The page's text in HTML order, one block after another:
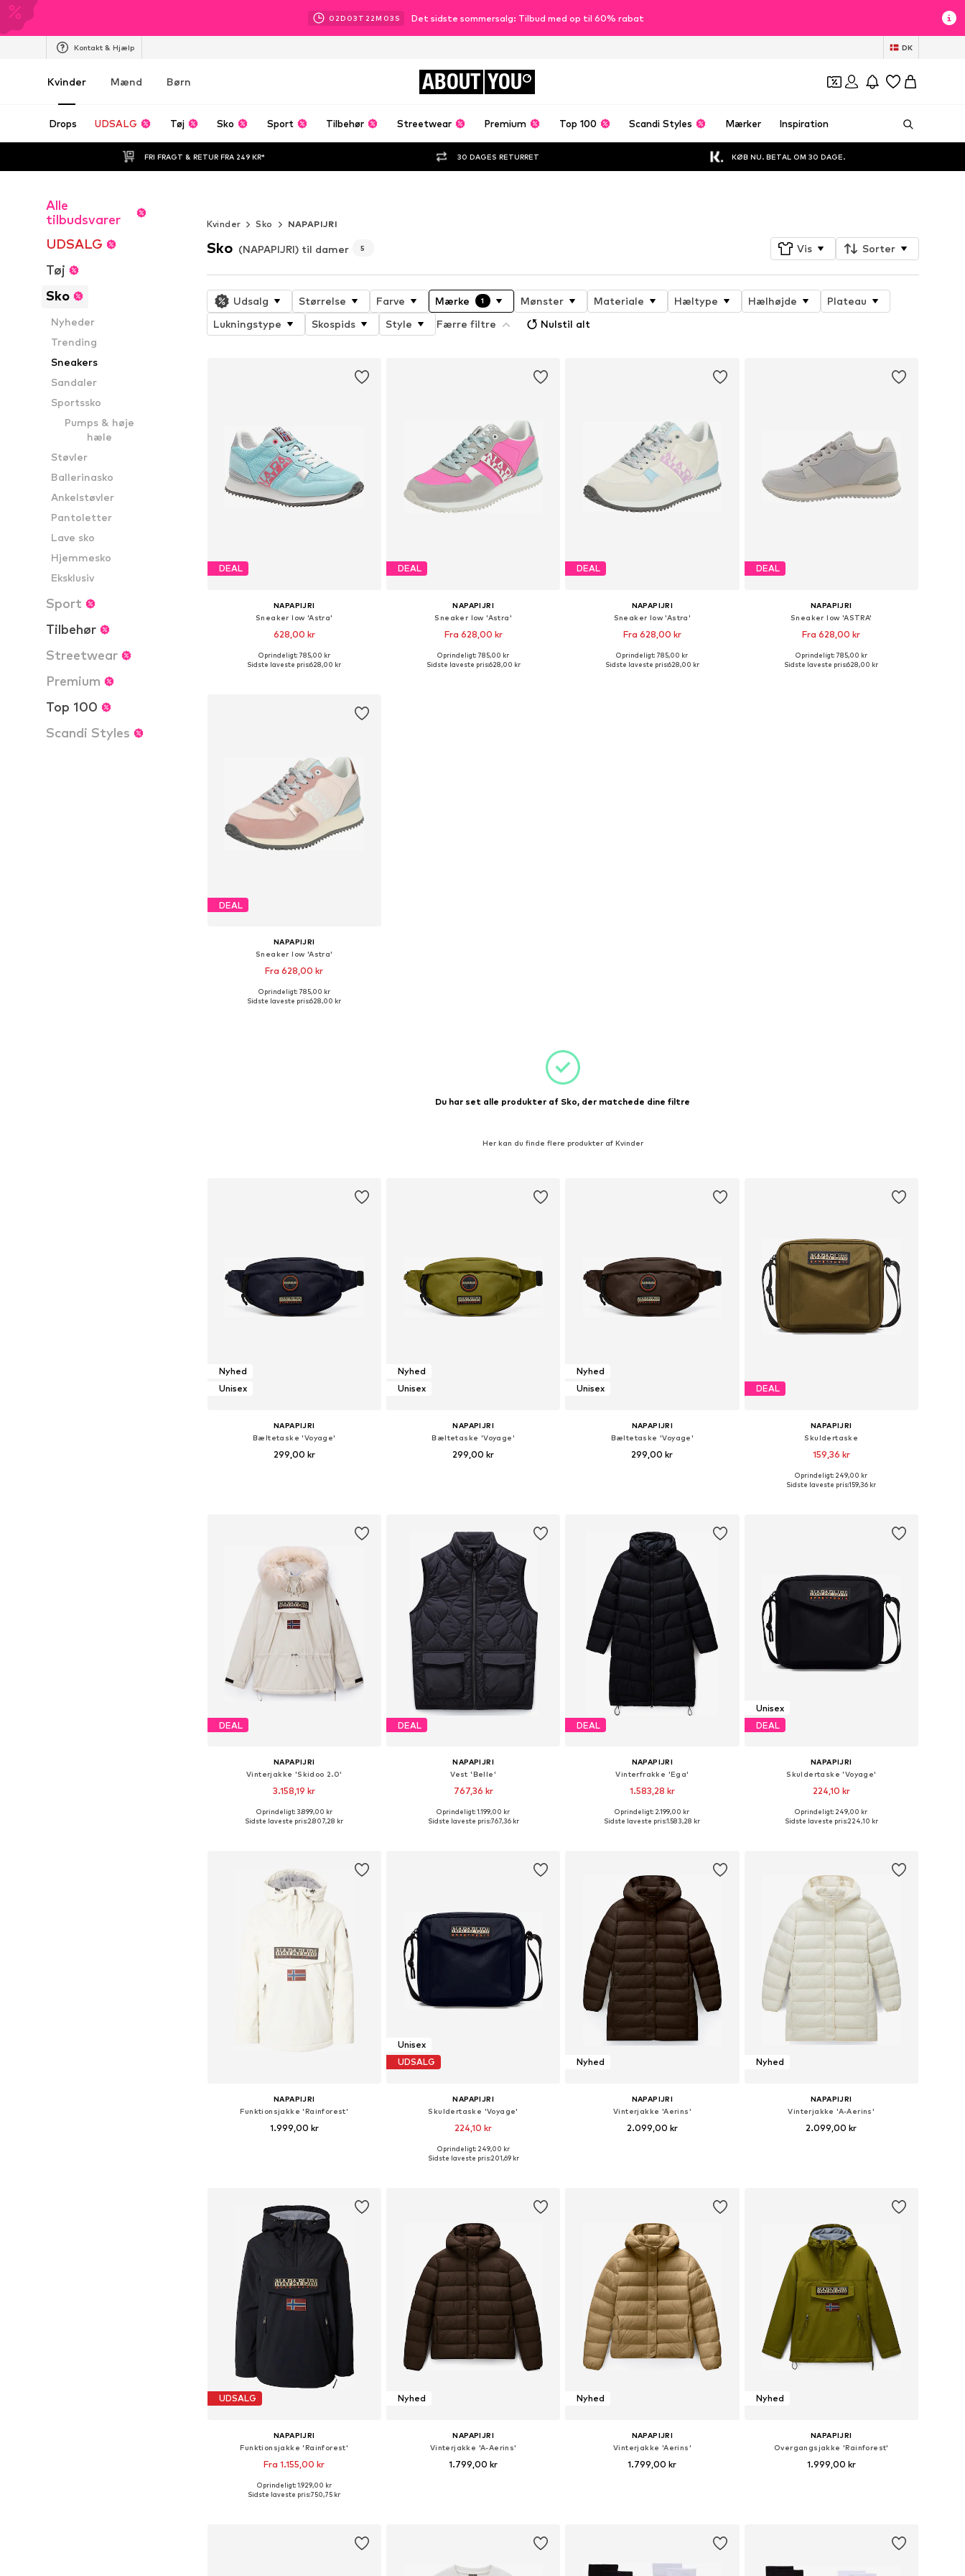
02D 03 T 22M 02 S Det sidste sommersalg: Tilbud med op til 60% rabat
Kontakt & Hjælp DK
Kvinder Mænd Børn ABOUT YOU
Drops UDSALG Tøj Sko Sport Tilbehør Streetwear Premium Top 100 Scandi Styles Mærker Inspiration
FRI FRAGT & RETUR FRA 249 KR* 30 DAGES RETURRET KØB NU. BETAL OM 30 DAGE.
Alle
tilbudsvarer
UDSALG
Tøj
Sko
Nyheder
Trending
Sneakers
Sandaler
Sportssko
Pumps & høje
hæle
Støvler
Ballerinasko
Ankelstøvler
Pantoletter
Lave sko
Hjemmesko
Eksklusiv
Sport
Tilbehør
Streetwear
Premium
Top 100
Scandi Styles
Kvinder
Sko NAPAPIJRI
Sko (NAPAPIJRI) til damer 5 Vis Sorter
Udsalg Størrelse Farve Mærke 1 Mønster Materiale Hæltype Hælhøjde
Plateau
Lukningstype
Skospids Style Færre filtre Nulstil alt
DEAL
NAPAPIJRI
Sneaker low 'Astra'
628,00 kr
Tilgængelige størrelser: 37, 38, 39, 40, 41
Oprindeligt: 785,00 kr
Sidste laveste pris:628,00 kr
DEAL
NAPAPIJRI
Sneaker low 'Astra'
Fra 628,00 kr
Tilgængelige størrelser: 37, 39, 40, 41
Oprindeligt: 785,00 kr
Sidste laveste pris:628,00 kr
DEAL
NAPAPIJRI
Sneaker low 'Astra'
Fra 628,00 kr
Tilgængelige størrelser: 38, 39, 40
Oprindeligt: 785,00 kr
Sidste laveste pris:628,00 kr
DEAL
NAPAPIJRI
Sneaker low 'ASTRA'
Fra 628,00 kr
Tilgængelige størrelser: 40, 41
Oprindeligt: 785,00 kr
Sidste laveste pris:628,00 kr
DEAL
NAPAPIJRI
Sneaker low 'Astra'
Fra 628,00 kr
Tilgængelige størrelser: 38, 40
Oprindeligt: 785,00 kr
Sidste laveste pris:628,00 kr
Du har set alle produkter af Sko, der matchede dine filtre
Her kan du finde flere produkter af Kvinder
Nyhed
Unisex
NAPAPIJRI
Bæltetaske 'Voyage'
299,00 kr
Nyhed
Unisex
NAPAPIJRI
Bæltetaske 'Voyage'
299,00 kr
Nyhed
Unisex
NAPAPIJRI
Bæltetaske 'Voyage'
299,00 kr
DEAL
NAPAPIJRI
Skuldertaske
159,36 kr
Tilgængelige størrelser: One Size
Oprindeligt: 249,00 kr
Sidste laveste pris:159,36 kr
DEAL
NAPAPIJRI
Vinterjakke 'Skidoo 2.0'
3.158,19 kr
Tilgængelige størrelser: S, M, L
Oprindeligt: 3.899,00 kr
Sidste laveste pris:2.807,28 kr
DEAL
NAPAPIJRI
Vest 'Belle'
767,36 kr
Tilgængelige størrelser: S, M, L
Oprindeligt: 1.199,00 kr
Sidste laveste pris:767,36 kr
DEAL
NAPAPIJRI
Vinterfrakke 'Ega'
1.583,28 kr
Tilgængelige størrelser: S, M, L, XL
Oprindeligt: 2.199,00 kr
Sidste laveste pris:1.583,28 kr
Unisex
DEAL
NAPAPIJRI
Skuldertaske 'Voyage'
224,10 kr
Tilgængelige størrelser: One Size
Oprindeligt: 249,00 kr
Sidste laveste pris:224,10 kr
NAPAPIJRI
Funktionsjakke 'Rainforest'
1.999,00 kr
Unisex
UDSALG
NAPAPIJRI
Skuldertaske 'Voyage'
224,10 kr
Tilgængelige størrelser: One Size
Oprindeligt: 249,00 kr
Sidste laveste pris:201,69 kr
Nyhed
NAPAPIJRI
Vinterjakke 'Aerins'
2.099,00 kr
Nyhed
NAPAPIJRI
Vinterjakke 'A-Aerins'
2.099,00 kr
UDSALG
NAPAPIJRI
Funktionsjakke 'Rainforest'
Fra 1.155,00 kr
Tilgængelige størrelser: XS, S, M, L, XL
Oprindeligt: 1.929,00 kr
Sidste laveste pris:750,75 kr
Nyhed
NAPAPIJRI
Vinterjakke 'A-Aerins'
1.799,00 kr
Nyhed
NAPAPIJRI
Vinterjakke 'Aerins'
1.799,00 kr
Nyhed
NAPAPIJRI
Overgangsjakke 'Rainforest'
1.999,00 kr